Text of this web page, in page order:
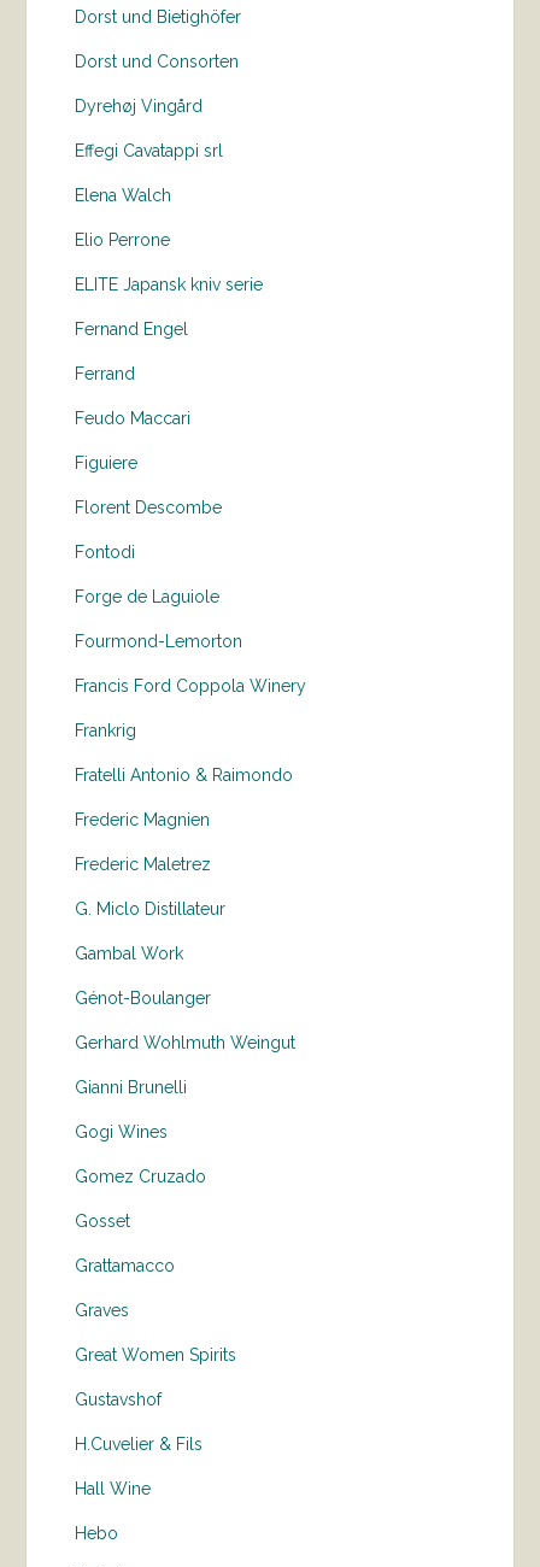
Dorst und Bietighöfer
Dorst und Consorten
Dyrehøj Vingård
Effegi Cavatappi srl
Elena Walch
Elio Perrone
ELITE Japansk kniv serie
Fernand Engel
Ferrand
Feudo Maccari
Figuiere
Florent Descombe
Fontodi
Forge de Laguiole
Fourmond-Lemorton
Francis Ford Coppola Winery
Frankrig
Fratelli Antonio & Raimondo
Frederic Magnien
Frederic Maletrez
G. Miclo Distillateur
Gambal Work
Génot-Boulanger
Gerhard Wohlmuth Weingut
Gianni Brunelli
Gogi Wines
Gomez Cruzado
Gosset
Grattamacco
Graves
Great Women Spirits
Gustavshof
H.Cuvelier & Fils
Hall Wine
Hebo